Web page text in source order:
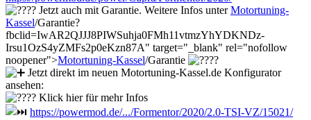
Jetzt auch mit Garantie. Weitere Infos unterMotortuning-
Kassel/Garantie?
fbclid=IwAR2QJJJ8PIWSuhja0FMh11vtmzYhYDKNDz-
Irsu1OzS4yZMFs2p0eKzn87A" target="_blank" rel="nofollow
noopener">Motortuning-Kassel/Garantie
Jetzt direkt im neuen Motortuning-Kassel.de Konfigurator
ansehen:
Klick hier für mehr Infos
https://powermod.de/.../Formentor/2020/2.0-TSI-VZ/15021/